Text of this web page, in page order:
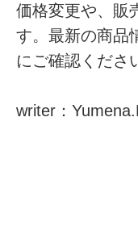
価格変更や、販
す。最新の商品
にご確認くださ
writer：